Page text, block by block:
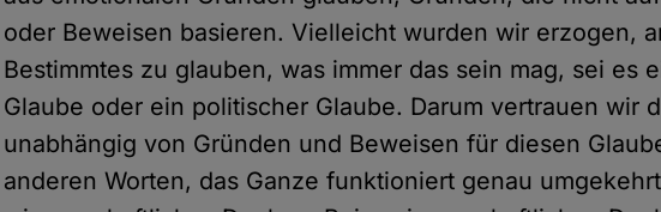
oder Beweisen basieren. Vielleicht wurden wir erzogen,
Bestimmtes zu glauben, was immer das sein mag, sei es
Glaube oder ein politischer Glaube. Darum vertrauen wir
unabhängig von Gründen und Beweisen für diesen
anderen Worten, das Ganze funktioniert genau